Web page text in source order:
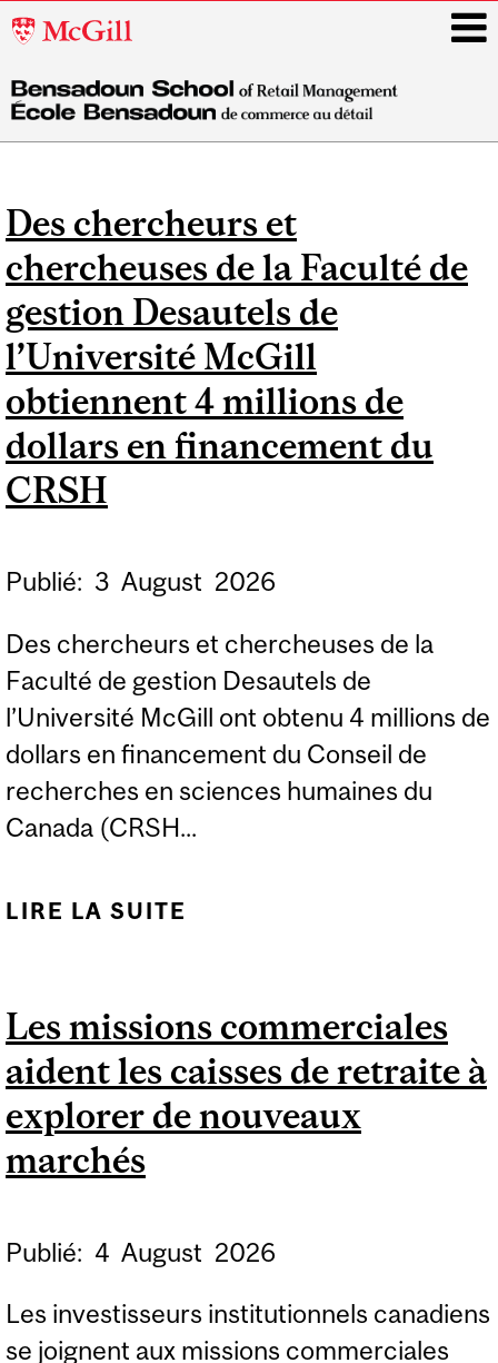
McGill
Des chercheurs et
chercheuses de la Faculté de
gestion Desautels de
l’Université McGill
obtiennent 4 millions de
dollars en financement du
CRSH
Publié: 3 August 2026
Des chercheurs et chercheuses de la
Faculté de gestion Desautels de
l’Université McGill ont obtenu 4 millions de
dollars en financement du Conseil de
recherches en sciences humaines du
Canada (CRSH...
LIRE LA SUITE
GESTION DESAUTELS
DE L’UNIVERSITÉ
MCGILL OBTIENNENT 4
Les missions commerciales
aident les caisses de retraite à
explorer de nouveaux
marchés
Publié: 4 August 2026
Les investisseurs institutionnels canadiens
se joignent aux missions commerciales